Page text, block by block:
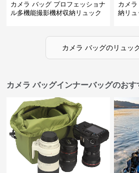
カメラ バッグ プロフェッショナ
ル多機能撮影機材収納リュック
カメ
納リュ
カメラ バッグのリュッ
カメラ バッグインナーバッグのおす